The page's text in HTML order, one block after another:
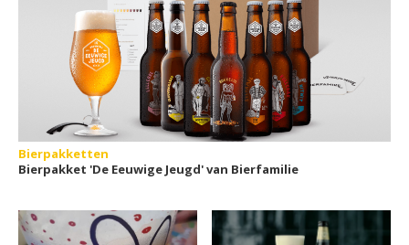
Bierpakketten
Bierpakket 'De Eeuwige Jeugd' van Bierfamilie